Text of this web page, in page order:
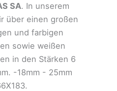
SA. In unserem
über einen großen
und farbigen
sowie weißen
in den Stärken 6
-18mm - 25mm